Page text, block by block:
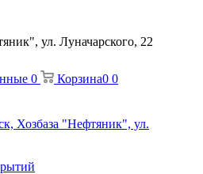
ул. Луначарского, 22
0 Корзина0 0
Хозбаза "Нефтяник", ул.